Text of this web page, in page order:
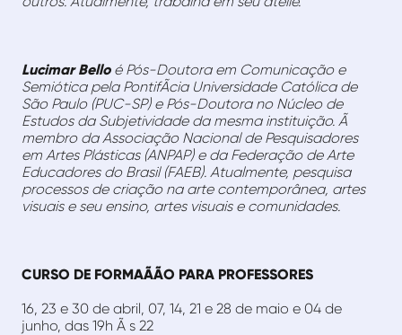
Lucimar Belloé Pós-Doutora em Comunicação e
Semiótica pela PontifÃ­cia Universidade Católica de
São Paulo (PUC-SP) e Pós-Doutora no Núcleo de
Estudos da Subjetividade da mesma instituição. Ã
membro da Associação Nacional de Pesquisadores
em Artes Plásticas (ANPAP) e da Federação de Arte
Educadores do Brasil (FAEB). Atualmente, pesquisa
processos de criação na arte contemporânea, artes
visuais e seu ensino, artes visuais e comunidades.
CURSO DE FORMAÃÃO PARA PROFESSORES
16, 23 e 30 de abril, 07, 14, 21 e 28 de maio e 04 de
junho, das 19h Ã s 22